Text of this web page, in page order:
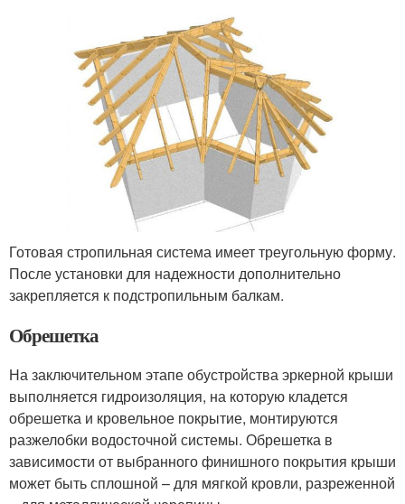
Готовая стропильная система имеет треугольную форму.
После установки для надежности дополнительно
закрепляется к подстропильным балкам.
Обрешетка
На заключительном этапе обустройства эркерной крыши
выполняется гидроизоляция, на которую кладется
обрешетка и кровельное покрытие, монтируются
разжелобки водосточной системы. Обрешетка в
зависимости от выбранного финишного покрытия крыши
может быть сплошной – для мягкой кровли, разреженной